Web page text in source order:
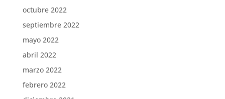
octubre 2022
septiembre 2022
mayo 2022
abril 2022
marzo 2022
febrero 2022